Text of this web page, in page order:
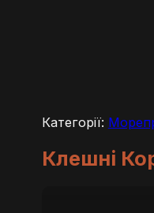
Категорії:
Клешні